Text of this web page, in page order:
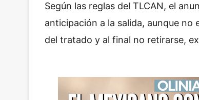
Según las reglas del TLCAN, el
anticipación a la salida, aunque no
del tratado y al final no retirarse,